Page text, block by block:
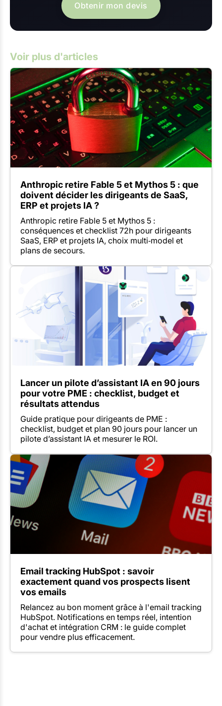
Obtenir mon devis
Voir plus d'articles
Anthropic retire Fable 5 et Mythos 5 : que
doivent décider les dirigeants de SaaS,
ERP et projets IA ?
Anthropic retire Fable 5 et Mythos 5 :
conséquences et checklist 72h pour dirigeants
SaaS, ERP et projets IA, choix multi‑model et
plans de secours.
Lancer un pilote d’assistant IA en 90 jours
pour votre PME : checklist, budget et
résultats attendus
Guide pratique pour dirigeants de PME :
checklist, budget et plan 90 jours pour lancer un
pilote d’assistant IA et mesurer le ROI.
Email tracking HubSpot : savoir
exactement quand vos prospects lisent
vos emails
Relancez au bon moment grâce à l'email tracking
HubSpot. Notifications en temps réel, intention
d'achat et intégration CRM : le guide complet
pour vendre plus efficacement.